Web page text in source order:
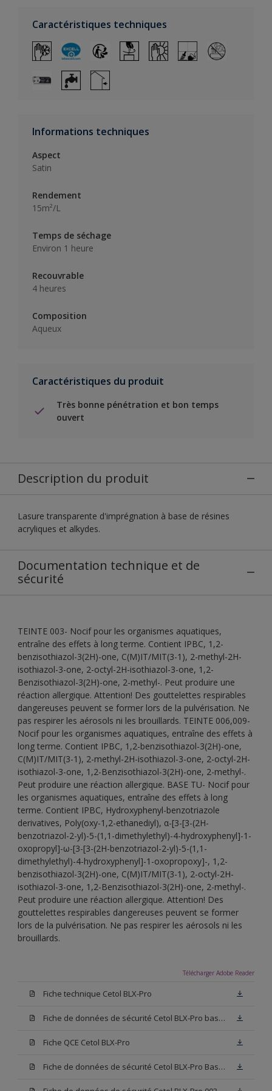
Caractéristiques techniques
Informations techniques
Aspect
Satin
Rendement
15m²/L
Temps de séchage
Environ 1 heure
Recouvrable
4 heures
Composition
Aqueux
Caractéristiques du produit
Très bonne pénétration et bon temps
ouvert
Description du produit
Lasure transparente d'imprégnation à base de résines
acryliques et alkydes.
Documentation technique et de
sécurité
TEINTE 003- Nocif pour les organismes aquatiques,
entraîne des effets à long terme. Contient IPBC, 1,2-
benzisothiazol-3(2H)-one, C(M)IT/MIT(3-1), 2-methyl-2H-
isothiazol-3-one, 2-octyl-2H-isothiazol-3-one, 1,2-
Benzisothiazol-3(2H)-one, 2-methyl-. Peut produire une
réaction allergique. Attention! Des gouttelettes respirables
dangereuses peuvent se former lors de la pulvérisation. Ne
pas respirer les aérosols ni les brouillards. TEINTE 006,009-
Nocif pour les organismes aquatiques, entraîne des effets à
long terme. Contient IPBC, 1,2-benzisothiazol-3(2H)-one,
C(M)IT/MIT(3-1), 2-methyl-2H-isothiazol-3-one, 2-octyl-2H-
isothiazol-3-one, 1,2-Benzisothiazol-3(2H)-one, 2-methyl-.
Peut produire une réaction allergique. BASE TU- Nocif pour
les organismes aquatiques, entraîne des effets à long
terme. Contient IPBC, Hydroxyphenyl-benzotriazole
derivatives, Poly(oxy-1,2-ethanediyl), α-[3-[3-(2H-
benzotriazol-2-yl)-5-(1,1-dimethylethyl)-4-hydroxyphenyl]-1-
oxopropyl]-ω-[3-[3-(2H-benzotriazol-2-yl)-5-(1,1-
dimethylethyl)-4-hydroxyphenyl]-1-oxopropoxy]-, 1,2-
benzisothiazol-3(2H)-one, C(M)IT/MIT(3-1), 2-octyl-2H-
isothiazol-3-one, 1,2-Benzisothiazol-3(2H)-one, 2-methyl-.
Peut produire une réaction allergique. Attention! Des
gouttelettes respirables dangereuses peuvent se former
lors de la pulvérisation. Ne pas respirer les aérosols ni les
brouillards.
Télécharger Adobe Reader
Fiche technique Cetol BLX-Pro
Fiche de données de sécurité Cetol BLX-Pro base TC
Fiche QCE Cetol BLX-Pro
Fiche de données de sécurité Cetol BLX-Pro Base TU